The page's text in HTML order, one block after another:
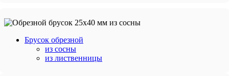
Брусок обрезной
из сосны
из лиственницы